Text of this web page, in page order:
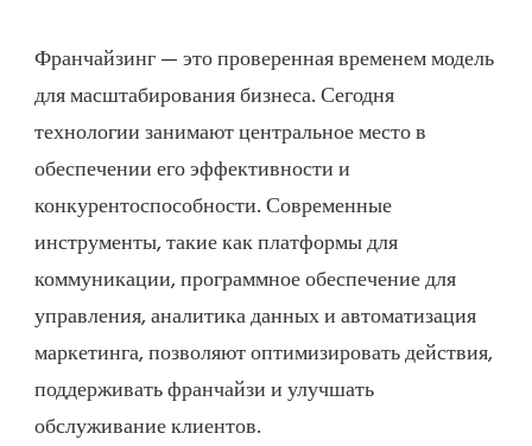
Франчайзинг — это проверенная временем модель
для масштабирования бизнеса. Сегодня
технологии занимают центральное место в
обеспечении его эффективности и
конкурентоспособности. Современные
инструменты, такие как платформы для
коммуникации, программное обеспечение для
управления, аналитика данных и автоматизация
маркетинга, позволяют оптимизировать действия,
поддерживать франчайзи и улучшать
обслуживание клиентов.